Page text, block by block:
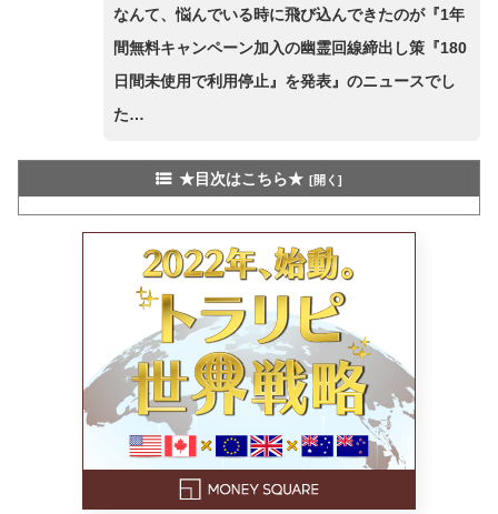
なんて、悩んでいる時に飛び込んできたのが『1年
間無料キャンペーン加入の幽霊回線締出し策『180
日間未使用で利用停止』を発表』のニュースでし
た…
★目次はこちら★